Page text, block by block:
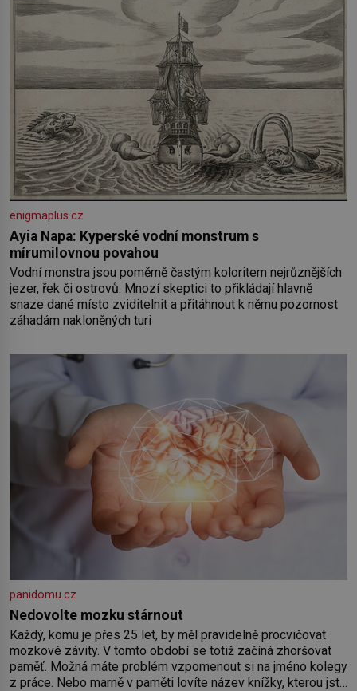
enigmaplus.cz
Ayia Napa: Kyperské vodní monstrum s
mírumilovnou povahou
Vodní monstra jsou poměrně častým koloritem nejrůznějších
jezer, řek či ostrovů. Mnozí skeptici to přikládají hlavně
snaze dané místo zviditelnit a přitáhnout k němu pozornost
záhadám nakloněných turi
panidomu.cz
Nedovolte mozku stárnout
Každý, komu je přes 25 let, by měl pravidelně procvičovat
mozkové závity. V tomto období se totiž začíná zhoršovat
paměť. Možná máte problém vzpomenout si na jméno kolegy
z práce. Nebo marně v paměti lovíte název knížky, kterou jste